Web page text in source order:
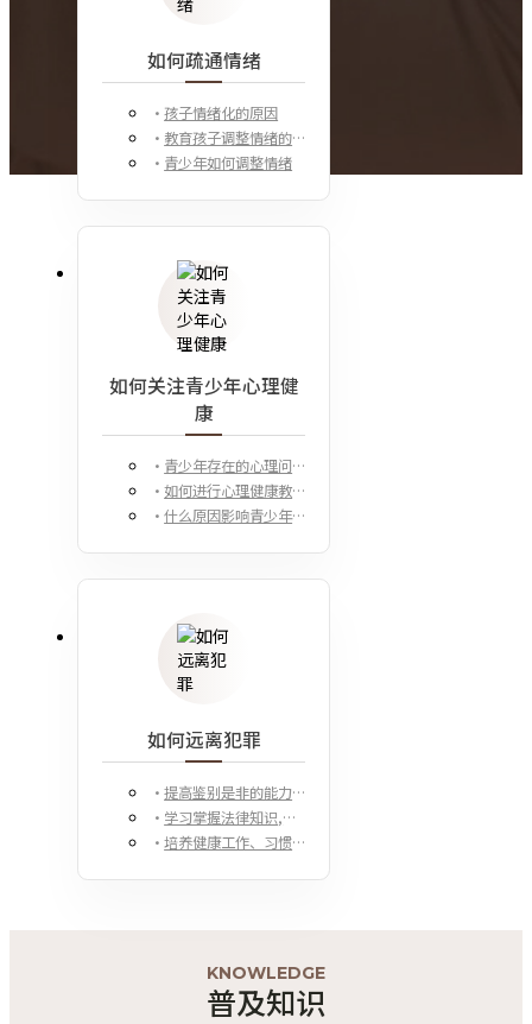
如何疏通情绪
孩子情绪化的原因
教育孩子调整情绪的注意事项
青少年如何调整情绪
如何关注青少年心理健
康
青少年存在的心理问题原因？
如何进行心理健康教育？
什么原因影响青少年心理健康？
如何远离犯罪
提高鉴别是非的能力,弘扬传统美德
学习掌握法律知识,熟悉法律条款
培养健康工作、习惯,远离黄赌毒
KNOWLEDGE
普及知识